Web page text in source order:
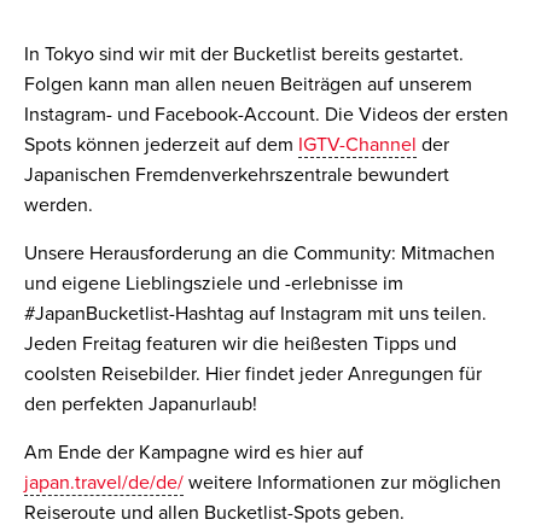
In Tokyo sind wir mit der Bucketlist bereits gestartet.
Folgen kann man allen neuen Beiträgen auf unserem
Instagram- und Facebook-Account. Die Videos der ersten
Spots können jederzeit auf dem IGTV-Channel der
Japanischen Fremdenverkehrszentrale bewundert
werden.
Unsere Herausforderung an die Community: Mitmachen
und eigene Lieblingsziele und -erlebnisse im
#JapanBucketlist-Hashtag auf Instagram mit uns teilen.
Jeden Freitag featuren wir die heißesten Tipps und
coolsten Reisebilder. Hier findet jeder Anregungen für
den perfekten Japanurlaub!
Am Ende der Kampagne wird es hier auf
japan.travel/de/de/ weitere Informationen zur möglichen
Reiseroute und allen Bucketlist-Spots geben.